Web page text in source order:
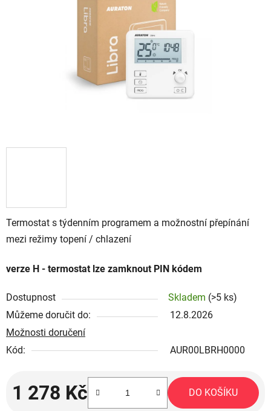
Termostat s týdenním programem a možnostní přepínání
mezi režimy topení / chlazení
verze H - termostat lze zamknout PIN kódem
Dostupnost Skladem (>5 ks)
Můžeme doručit do:
12.8.2026
Možnosti doručení
Kód:
AUR00LBRH0000
1 278 Kč DO KOŠÍKU